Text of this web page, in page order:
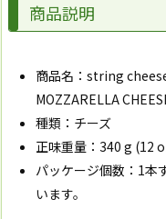
商品説明
商品名：string
MOZZARELLA
種類：チーズ
正味重量：340 g (12
パッケージ個数：1本
います。